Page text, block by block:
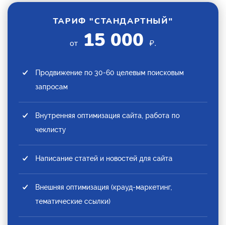
ТАРИФ "СТАНДАРТНЫЙ"
от 15 000 ₽.
Продвижение по 30-60 целевым поисковым
запросам
Внутренняя оптимизация сайта, работа по
чеклисту
Написание статей и новостей для сайта
Внешняя оптимизация (крауд-маркетинг,
тематические ссылки)